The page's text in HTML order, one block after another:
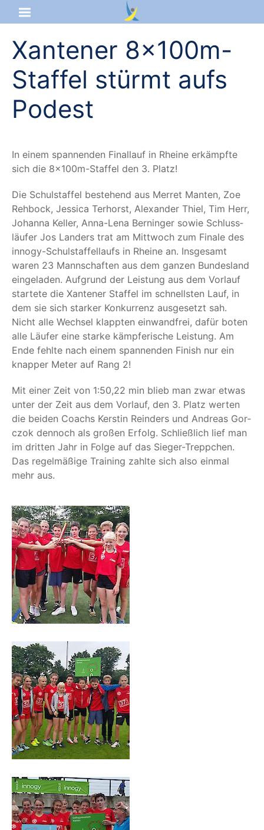
Startseite
Aktuelles
Das sind wir
Service & Infos
Xantener 8x100m-
Staffel stürmt aufs
Podest
In einem span­nen­den Final­lauf in Rhei­ne erkämpf­te
sich die 8x100m-Staf­fel den 3. Platz!
Die Schul­staf­fel bestehend aus Mer­ret Man­ten, Zoe
Reh­bock, Jes­si­ca Ter­horst, Alex­an­der Thiel, Tim Herr,
Johan­na Kel­ler, Anna-Lena Ber­nin­ger sowie Schluss­
läu­fer Jos Land­ers trat am Mitt­woch zum Fina­le des
inno­gy-Schul­staf­fel­laufs in Rhei­ne an. Ins­ge­samt
waren 23 Mann­schaf­ten aus dem gan­zen Bun­des­land
ein­ge­la­den. Auf­grund der Leis­tung aus dem Vor­lauf
star­te­te die Xan­te­ner Staf­fel im schnells­ten Lauf, in
dem sie sich star­ker Kon­kur­renz aus­ge­setzt sah.
Nicht alle Wech­sel klapp­ten ein­wand­frei, dafür boten
alle Läu­fer eine star­ke kämp­fe­ri­sche Leis­tung. Am
Ende fehl­te nach einem span­nen­den Finish nur ein
knap­per Meter auf Rang 2!
Mit einer Zeit von 1:50,22 min blieb man zwar etwas
unter der Zeit aus dem Vor­lauf, den 3. Platz wer­ten
die bei­den Coachs Kers­tin Reinders und Andre­as Gor­
c­zok den­noch als gro­ßen Erfolg. Schließ­lich lief man
im drit­ten Jahr in Fol­ge auf das Sie­ger-Trepp­chen.
Das regel­mä­ßi­ge Trai­ning zahl­te sich also ein­mal
mehr aus.